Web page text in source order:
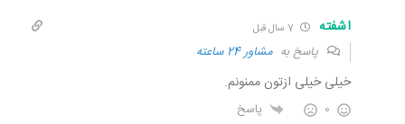
اشفته
پاسخ به مشاور 24 ساعته
خیلی خیلی ازتون ممنونم.
0 پاسخ